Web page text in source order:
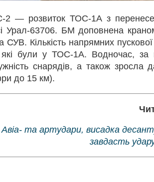
2 — розвиток ТОС-1А з
Урал-63706. БМ доповнена
СУВ. Кількість напрямних
були у ТОС-1А. Водночас, за
снарядів, а також зросла
до 15 км).
Авіа- та артудари, висадка
завдасть